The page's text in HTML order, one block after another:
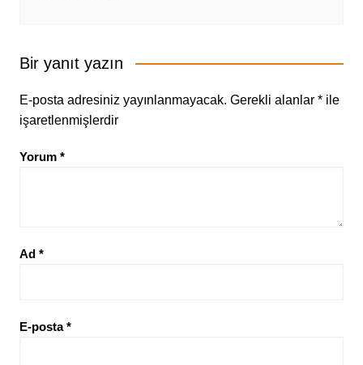
Bir yanıt yazın
E-posta adresiniz yayınlanmayacak. Gerekli alanlar *ile
işaretlenmişlerdir
Yorum *
Ad *
E-posta*